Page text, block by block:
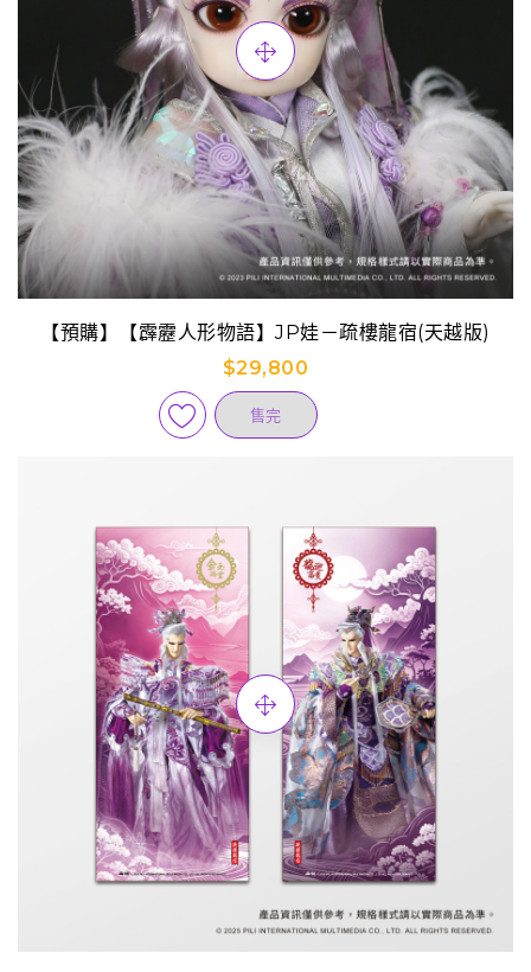
【預購】【霹靂人形物語】JP娃－疏樓龍宿(天越版)
$29,800
售完